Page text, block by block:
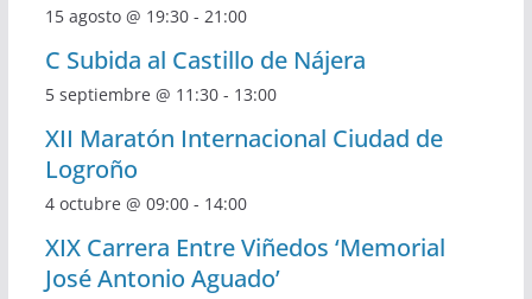
15 agosto @ 19:30- 21:00
C Subida al Castillo de Nájera
5 septiembre @ 11:30- 13:00
XII Maratón Internacional Ciudad de
Logroño
4 octubre @ 09:00- 14:00
XIX Carrera Entre Viñedos ‘Memorial
José Antonio Aguado’